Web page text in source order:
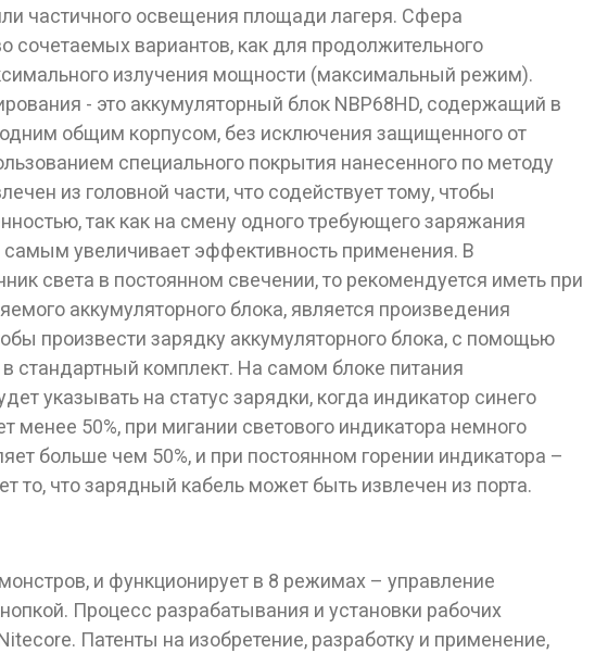
частичного освещения площади лагеря. Сфера
сочетаемых вариантов, как для продолжительного
излучения мощности (максимальный режим).
- это аккумуляторный блок NBP68HD, содержащий в
общим корпусом, без исключения защищенного от
специального покрытия нанесенного по методу
из головной части, что содействует тому, чтобы
так как на смену одного требующего заряжания
увеличивает эффективность применения. В
света в постоянном свечении, то рекомендуется иметь при
аккумуляторного блока, является произведения
произвести зарядку аккумуляторного блока, с помощью
в стандартный комплект. На самом блоке питания
указывать на статус зарядки, когда индикатор синего
менее 50%, при мигании светового индикатора немного
больше чем 50%, и при постоянном горении индикатора –
то, что зарядный кабель может быть извлечен из порта.
и функционирует в 8 режимах – управление
Процесс разрабатывания и установки рабочих
Патенты на изобретение, разработку и применение,